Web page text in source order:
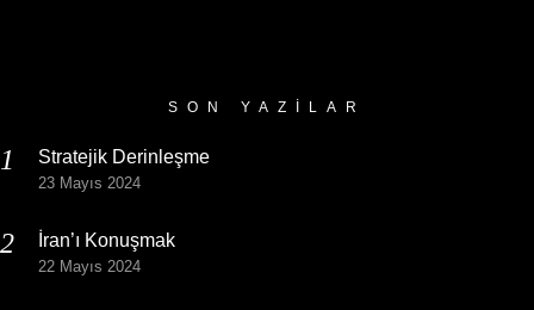
SON YAZILAR
Stratejik Derinleşme
23 Mayıs 2024
İran’ı Konuşmak
22 Mayıs 2024